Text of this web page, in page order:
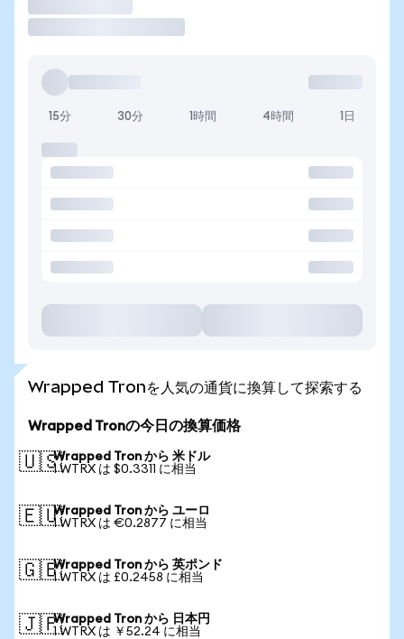
15分 30分 1時間 4時間 1日
Wrapped Tronを人気の通貨に換算して探索する
Wrapped Tronの今日の換算価格
🇺🇸Wrapped Tron から 米ドル
1 WTRX は $0.3311 に相当
🇪🇺Wrapped Tron から ユーロ
1 WTRX は €0.2877 に相当
🇬🇧Wrapped Tron から 英ポンド
1 WTRX は £0.2458 に相当
🇯🇵Wrapped Tron から 日本円
1 WTRX は ￥52.24 に相当